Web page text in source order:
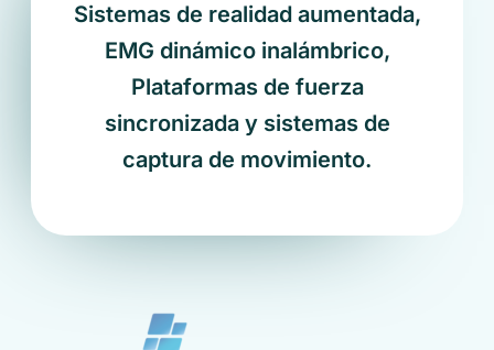
Sistemas de realidad aumentada,
EMG dinámico inalámbrico,
Plataformas de fuerza
sincronizada y sistemas de
captura de movimiento.